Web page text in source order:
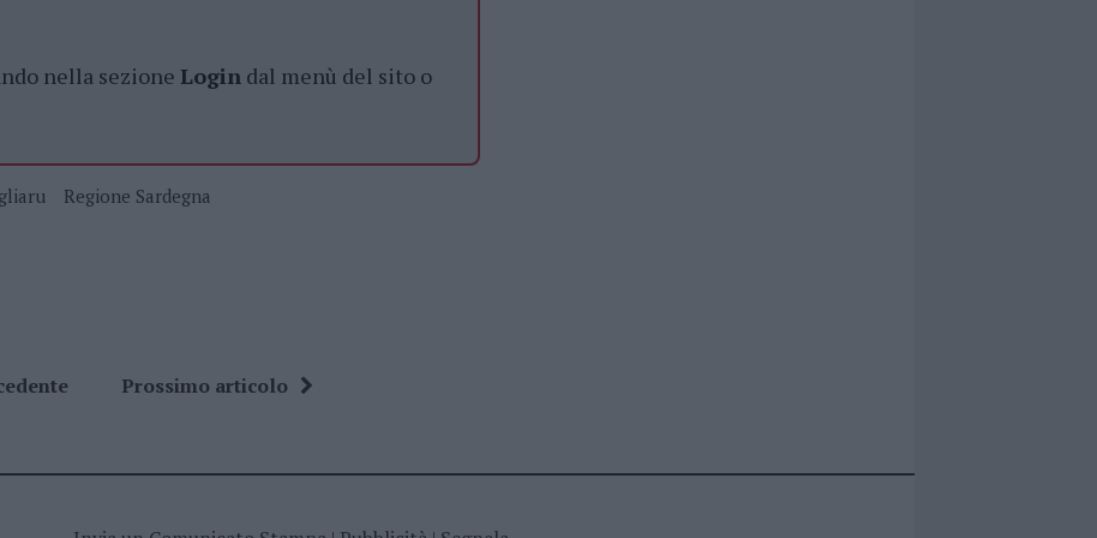
nella sezione Login dal menù del sito o
Regione Sardegna
Prossimo articolo